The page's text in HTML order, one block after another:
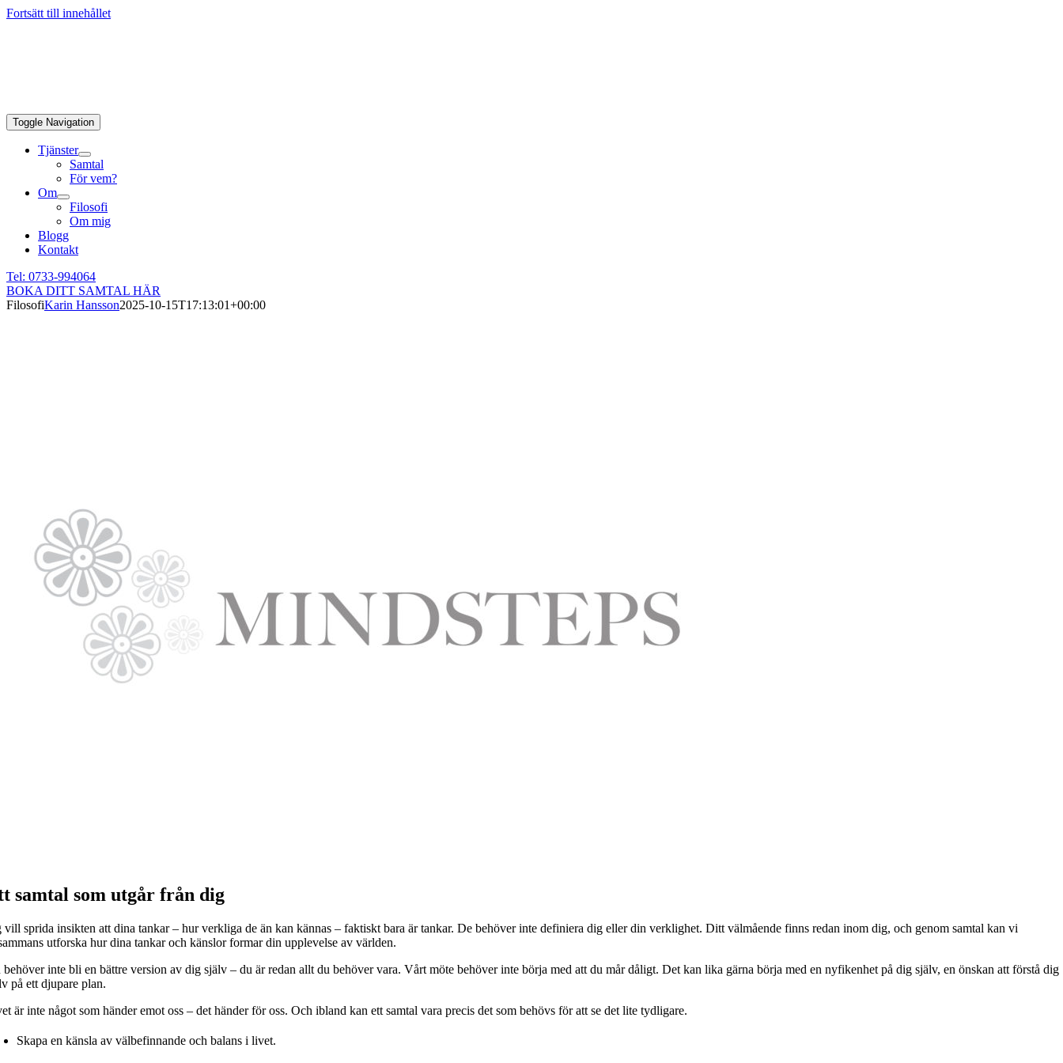
Fortsätt till innehållet
Toggle Navigation
Tjänster
Samtal
För vem?
Om
Filosofi
Om mig
Blogg
Kontakt
Tel: 0733-994064
BOKA DITT SAMTAL HÄR
FilosofiKarin Hansson2025-10-15T17:13:01+00:00
samtal som utgår från dig
vill sprida insikten att dina tankar – hur verkliga de än kan kännas – faktiskt bara är tankar. De behöver inte definiera dig eller din verklighet. Ditt välmående finns redan inom dig, och genom samtal kan vi
utforska hur dina tankar och känslor formar din upplevelse av världen.
behöver inte bli en bättre version av dig själv – du är redan allt du behöver vara. Vårt möte behöver inte börja med att du mår dåligt. Det kan lika gärna börja med en nyfikenhet på dig själv, en önskan att förstå dig
på ett djupare plan.
är inte något som händer emot oss – det händer för oss. Och ibland kan ett samtal vara precis det som behövs för att se det lite tydligare.
Skapa en känsla av välbefinnande och balans i livet.